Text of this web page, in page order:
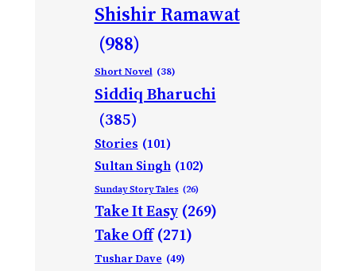
Shishir Ramawat
(988)
Short Novel (38)
Siddiq Bharuchi
(385)
Stories (101)
Sultan Singh (102)
Sunday Story Tales (26)
Take It Easy (269)
Take Off (271)
Tushar Dave (49)